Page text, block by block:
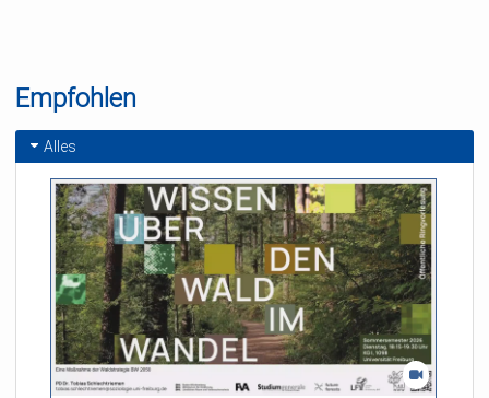
Empfohlen
Alles